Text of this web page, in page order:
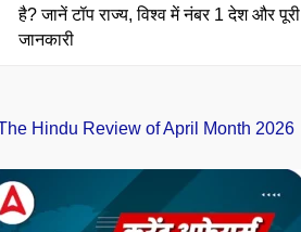
है? जानें टॉप राज्य, विश्व में नंबर 1 देश और पूरी
जानकारी